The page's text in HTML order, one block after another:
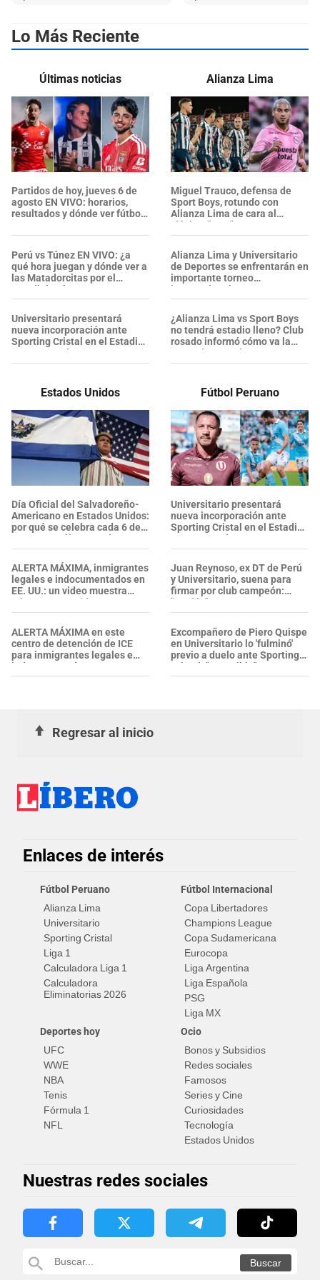
Lo Más Reciente
Últimas noticias
Partidos de hoy, jueves 6 de
agosto EN VIVO: horarios,
resultados y dónde ver fútbol
Perú vs Túnez EN VIVO: ¿a
qué hora juegan y dónde ver a
las Matadorcitas por el
Mundial Sub-17?
Universitario presentará
nueva incorporación ante
Sporting Cristal en el Estadio
Monumental
Alianza Lima
Miguel Trauco, defensa de
Sport Boys, rotundo con
Alianza Lima de cara al
clásico: "Un..."
Alianza Lima y Universitario
de Deportes se enfrentarán en
importante torneo
internacional
¿Alianza Lima vs Sport Boys
no tendrá estadio lleno? Club
rosado informó cómo va la
venta de entradas
Estados Unidos
Día Oficial del Salvadoreño-
Americano en Estados Unidos:
por qué se celebra cada 6 de
agosto y cuál es su origen
ALERTA MÁXIMA, inmigrantes
legales e indocumentados en
EE. UU.: un video muestra
criaturas parecidas a
GUSANOS en el AGUA
POTABLE de un centro del ICE
ALERTA MÁXIMA en este
centro de detención de ICE
para inmigrantes legales e
indocumentados en EE. UU.:
SALVADOREÑO falleció tras
Fútbol Peruano
Universitario presentará
nueva incorporación ante
Sporting Cristal en el Estadio
Monumental
Juan Reynoso, ex DT de Perú
y Universitario, suena para
firmar por club campeón:
"Opción"
Excompañero de Piero Quispe
en Universitario lo 'fulminó'
previo a duelo ante Sporting
Cristal: "Imposible"
Regresar al inicio
Enlaces de interés
Fútbol Peruano
Alianza Lima
Universitario
Sporting Cristal
Liga 1
Calculadora Liga 1
Calculadora
Eliminatorias 2026
Fútbol Internacional
Copa Libertadores
Champions League
Copa Sudamericana
Eurocopa
Liga Argentina
Liga Española
PSG
Liga MX
Deportes hoy
UFC
WWE
NBA
Tenis
Fórmula 1
NFL
Ocio
Bonos y Subsidios
Redes sociales
Famosos
Series y Cine
Curiosidades
Tecnología
Estados Unidos
Nuestras redes sociales